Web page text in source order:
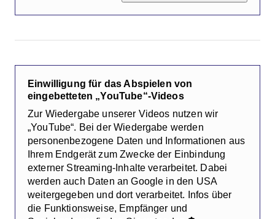
Einwilligung für das Abspielen von
eingebetteten „YouTube“-Videos
Zur Wiedergabe unserer Videos nutzen wir
„YouTube“. Bei der Wiedergabe werden
personenbezogene Daten und Informationen aus
Ihrem Endgerät zum Zwecke der Einbindung
externer Streaming-Inhalte verarbeitet. Dabei
werden auch Daten an Google in den USA
weitergegeben und dort verarbeitet. Infos über
die Funktionsweise, Empfänger und